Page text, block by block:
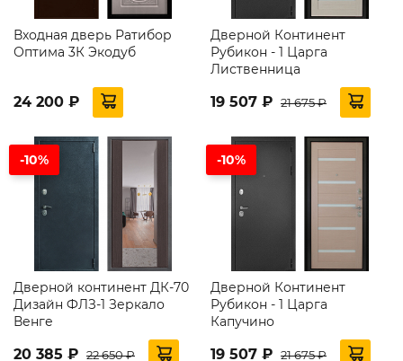
Входная дверь Ратибор
Оптима 3К Экодуб
24 200 ₽
Дверной Континент
Рубикон - 1 Царга
Лиственница
19 507 ₽ 21 675 ₽
-10%
Дверной континент ДК-70
Дизайн ФЛЗ-1 Зеркало
Венге
20 385 ₽ 22 650 ₽
-10%
Дверной Континент
Рубикон - 1 Царга
Капучино
19 507 ₽ 21 675 ₽